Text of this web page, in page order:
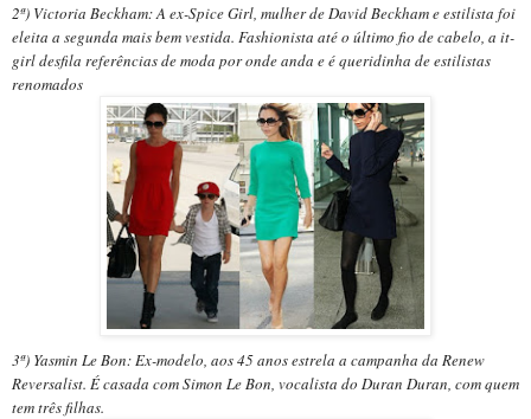
2ª) Victoria Beckham: A ex-Spice Girl, mulher de David Beckham e estilista foi
eleita a segunda mais bem vestida. Fashionista até o último fio de cabelo, a it-
girl desfila referências de moda por onde anda e é queridinha de estilistas
renomados
3ª) Yasmin Le Bon: Ex-modelo, aos 45 anos estrela a campanha da Renew
Reversalist. É casada com Simon Le Bon, vocalista do Duran Duran, com quem
tem três filhas.